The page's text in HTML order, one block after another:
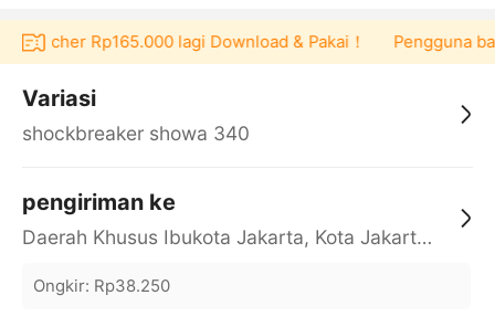
Rp165.000 lagi Download & Pakai！ Pengguna
Variasi
shockbreaker showa 340
pengiriman ke
Daerah Khusus Ibukota Jakarta, Kota Jakarta Barat, Cengkareng, yy
Ongkir: Rp38.250